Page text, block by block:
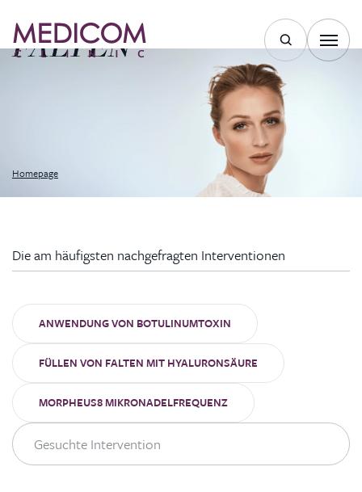
Homepage
FALTEN
Die am häufigsten nachgefragten Interventionen
ANWENDUNG VON BOTULINUMTOXIN
FÜLLEN VON FALTEN MIT HYALURONSÄURE
MORPHEUS8 MIKRONADELFREQUENZ